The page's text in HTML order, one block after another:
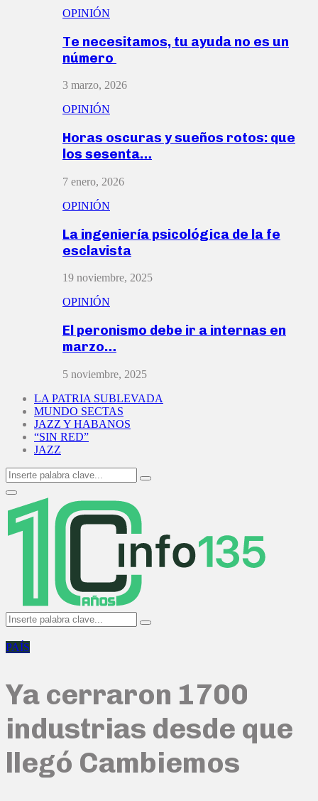
OPINIÓN
Te necesitamos, tu ayuda no es un
número
3 marzo, 2026
OPINIÓN
Horas oscuras y sueños rotos: que
los sesenta…
7 enero, 2026
OPINIÓN
La ingeniería psicológica de la fe
esclavista
19 noviembre, 2025
OPINIÓN
El peronismo debe ir a internas en
marzo…
5 noviembre, 2025
LA PATRIA SUBLEVADA
MUNDO SECTAS
JAZZ Y HABANOS
“SIN RED”
JAZZ
Search
for:
Search
Primary
Menu
Search
for:
Search
PAÍS
Ya cerraron 1700
industrias desde que
llegó Cambiemos